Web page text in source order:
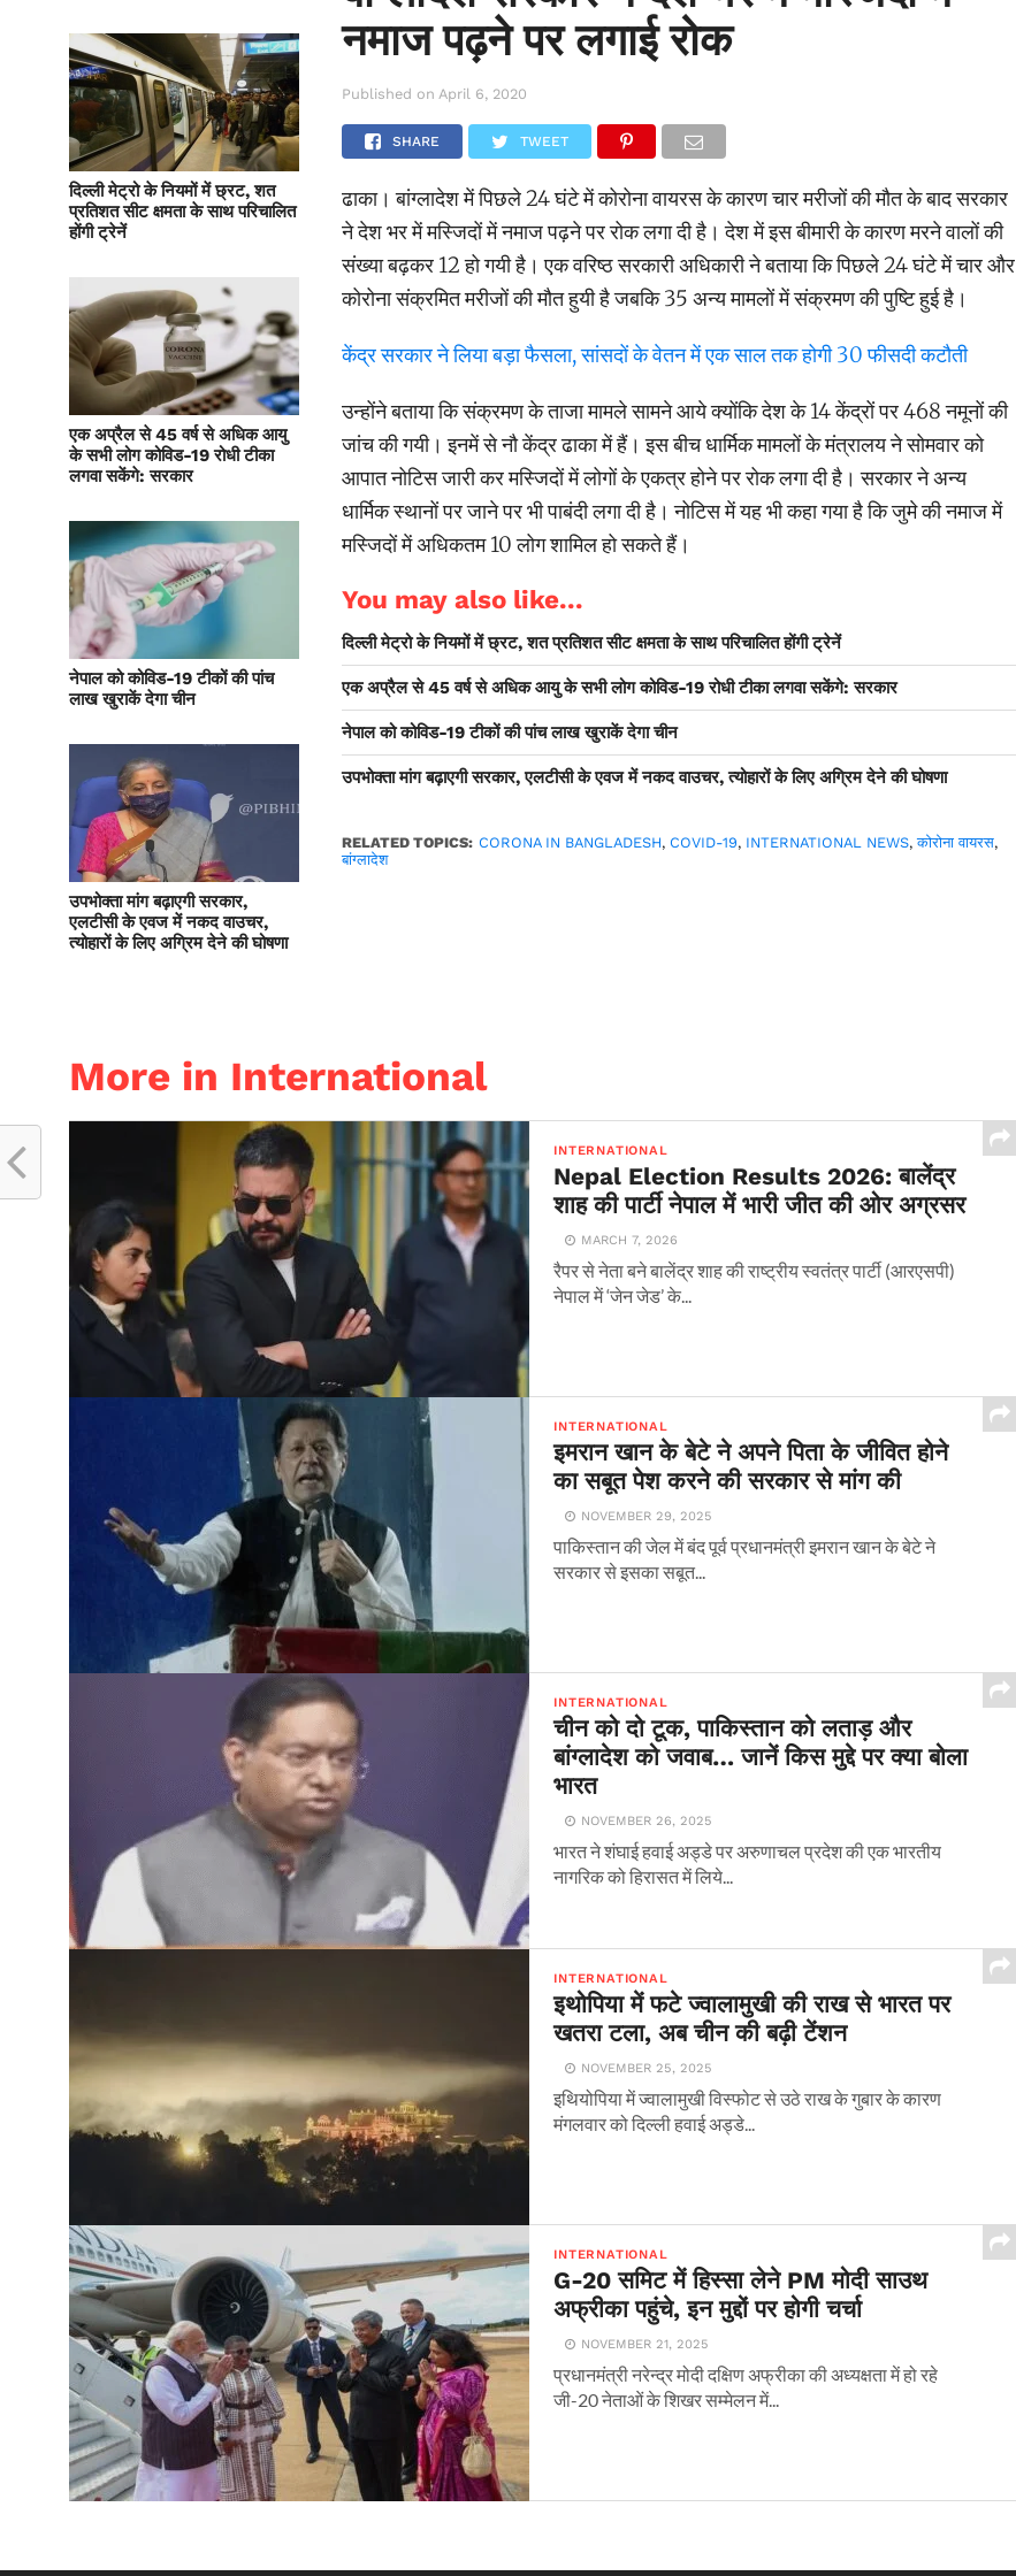
दिल्ली मेट्रो के नियमों में छ्रट, शत
प्रतिशत सीट क्षमता के साथ परिचालित
होंगी ट्रेनें
एक अप्रैल से 45 वर्ष से अधिक आयु
के सभी लोग कोविड-19 रोधी टीका
लगवा सकेंगे: सरकार
नेपाल को कोविड-19 टीकों की पांच
लाख खुराकें देगा चीन
उपभोक्ता मांग बढ़ाएगी सरकार,
एलटीसी के एवज में नकद वाउचर,
त्योहारों के लिए अग्रिम देने की घोषणा
नमाज पढ़ने पर लगाई रोक
Published on April 6, 2020
SHARE TWEET
ढाका। बांग्लादेश में पिछले 24 घंटे में कोरोना वायरस के कारण चार मरीजों की मौत के बाद सरकार
ने देश भर में मस्जिदों में नमाज पढ़ने पर रोक लगा दी है। देश में इस बीमारी के कारण मरने वालों की
संख्या बढ़कर 12 हो गयी है। एक वरिष्ठ सरकारी अधिकारी ने बताया कि पिछले 24 घंटे में चार और
कोरोना संक्रमित मरीजों की मौत हुयी है जबकि 35 अन्य मामलों में संक्रमण की पुष्टि हुई है।
केंद्र सरकार ने लिया बड़ा फैसला, सांसदों के वेतन में एक साल तक होगी 30 फीसदी कटौती
उन्होंने बताया कि संक्रमण के ताजा मामले सामने आये क्योंकि देश के 14 केंद्रों पर 468 नमूनों की
जांच की गयी। इनमें से नौ केंद्र ढाका में हैं। इस बीच धार्मिक मामलों के मंत्रालय ने सोमवार को
आपात नोटिस जारी कर मस्जिदों में लोगों के एकत्र होने पर रोक लगा दी है। सरकार ने अन्य
धार्मिक स्थानों पर जाने पर भी पाबंदी लगा दी है। नोटिस में यह भी कहा गया है कि जुमे की नमाज में
मस्जिदों में अधिकतम 10 लोग शामिल हो सकते हैं।
You may also like...
दिल्ली मेट्रो के नियमों में छ्रट, शत प्रतिशत सीट क्षमता के साथ परिचालित होंगी ट्रेनें
एक अप्रैल से 45 वर्ष से अधिक आयु के सभी लोग कोविड-19 रोधी टीका लगवा सकेंगे: सरकार
नेपाल को कोविड-19 टीकों की पांच लाख खुराकें देगा चीन
उपभोक्ता मांग बढ़ाएगी सरकार, एलटीसी के एवज में नकद वाउचर, त्योहारों के लिए अग्रिम देने की घोषणा
RELATED TOPICS: CORONA IN BANGLADESH,COVID-19, INTERNATIONAL NEWS,कोरोना वायरस,
बांग्लादेश
More in International
INTERNATIONAL
Nepal Election Results 2026: बालेंद्र
शाह की पार्टी नेपाल में भारी जीत की ओर अग्रसर
MARCH 7, 2026
रैपर से नेता बने बालेंद्र शाह की राष्ट्रीय स्वतंत्र पार्टी (आरएसपी)
नेपाल में ‘जेन जेड’ के...
INTERNATIONAL
इमरान खान के बेटे ने अपने पिता के जीवित होने
का सबूत पेश करने की सरकार से मांग की
NOVEMBER 29, 2025
पाकिस्तान की जेल में बंद पूर्व प्रधानमंत्री इमरान खान के बेटे ने
सरकार से इसका सबूत...
INTERNATIONAL
चीन को दो टूक, पाकिस्तान को लताड़ और
बांग्लादेश को जवाब… जानें किस मुद्दे पर क्या बोला
भारत
NOVEMBER 26, 2025
भारत ने शंघाई हवाई अड्डे पर अरुणाचल प्रदेश की एक भारतीय
नागरिक को हिरासत में लिये...
INTERNATIONAL
इथोपिया में फटे ज्वालामुखी की राख से भारत पर
खतरा टला, अब चीन की बढ़ी टेंशन
NOVEMBER 25, 2025
इथियोपिया में ज्वालामुखी विस्फोट से उठे राख के गुबार के कारण
मंगलवार को दिल्ली हवाई अड्डे...
INTERNATIONAL
G-20 समिट में हिस्सा लेने PM मोदी साउथ
अफ्रीका पहुंचे, इन मुद्दों पर होगी चर्चा
NOVEMBER 21, 2025
प्रधानमंत्री नरेन्द्र मोदी दक्षिण अफ्रीका की अध्यक्षता में हो रहे
जी-20 नेताओं के शिखर सम्मेलन में...